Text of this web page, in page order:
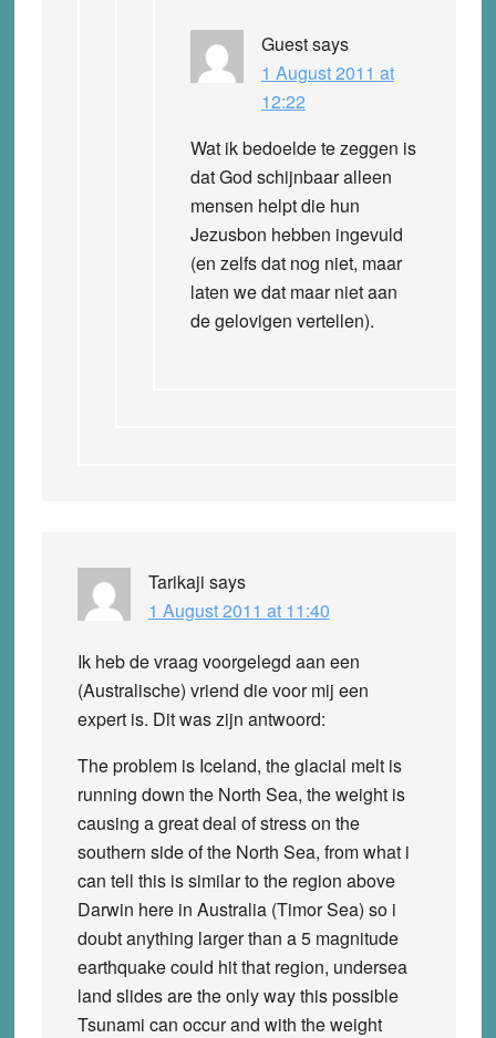
Guestsays
1 August 2011 at
12:22
Wat ik bedoelde te zeggen is
dat God schijnbaar alleen
mensen helpt die hun
Jezusbon hebben ingevuld
(en zelfs dat nog niet, maar
laten we dat maar niet aan
de gelovigen vertellen).
Tarikaji says
1 August 2011 at 11:40
Ik heb de vraag voorgelegd aan een
(Australische) vriend die voor mij een
expert is. Dit was zijn antwoord:
The problem is Iceland, the glacial melt is
running down the North Sea, the weight is
causing a great deal of stress on the
southern side of the North Sea, from what i
can tell this is similar to the region above
Darwin here in Australia (Timor Sea) so i
doubt anything larger than a 5 magnitude
earthquake could hit that region, undersea
land slides are the only way this possible
Tsunami can occur and with the weight